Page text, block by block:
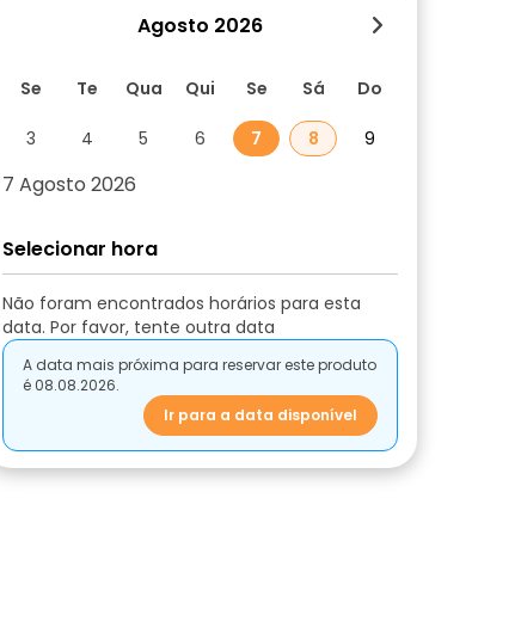
Agosto 2026
Se Te Qua Qui Se Sá Do
3 4 5 6 7 8 9
7 Agosto 2026
Selecionar hora
Não foram encontrados horários para esta
data. Por favor, tente outra data
A data mais próxima para reservar este produto
é 08.08.2026.
Ir para a data disponível